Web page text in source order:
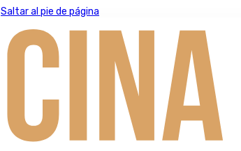
Saltar al pie de página